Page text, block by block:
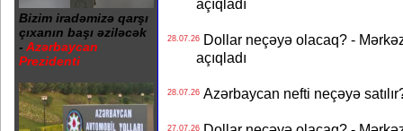
Bizim iradəmizə qarşı
çıxanın başı əziləcək
- Azərbaycan
Prezidenti
açıqladı
28.07.26Dollar neçəyə olacaq? -
açıqladı
28.07.26Azərbaycan nefti neçəyə
27.07.26